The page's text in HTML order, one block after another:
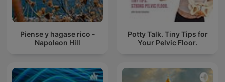
Piense y hagase rico -
Napoleon Hill
Potty Talk. Tiny Tips for
Your Pelvic Floor.